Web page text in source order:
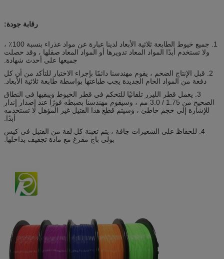
رقابة جودة:
1. جميع خيوط الطابعة ثلاثية الأبعاد لدينا عبارة عن مواد عذراء بنسبة 100٪ ،
ولا تستخدم أبدًا المواد المعاد تدويرها أو المواد المعاد صقلها ، وقد حصلت
جميعها على أحدث شهادة.
2. قبل الإنتاج الضخم ، يقوم مهندسنا دائمًا بإجراء الاختبار للتأكد من أن كل
دفعة من المواد الخام الجديدة يجب طباعتها بواسطة طابعة ثلاثية الأبعاد.
3. يعمل قطر الليزر تلقائيًا للتحكم في قطر الخيوط ويبقيها في النطاق
الصحيح من 1.75 / 3.0 مم ، وسيقوم مهندسنا بضبطه فورًا عند إصدار إنذار
للإشارة إلى حجم خاطئ ، وسيتم قطع هذا الفتيل غير المؤهل لا تستخدمه
أبدًا.
4. للحفاظ على الشعيرات جافة ، يتم تعبئة كل لفة من الفتيل في كيس
بولي باج مفرغ مع مادة تجفيف بداخلها.